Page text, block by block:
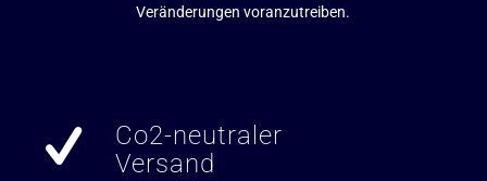
Veränderungen voranzutreiben.
Co2-neutraler
Versand